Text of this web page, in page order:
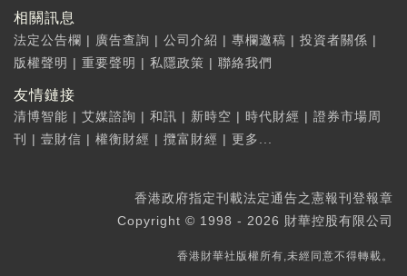
相關訊息
法定公告欄 | 廣告查詢 | 公司介紹 | 專欄邀稿 | 投資者關係 |
版權聲明 | 重要聲明 | 私隱政策 | 聯絡我們
友情鏈接
清博智能 | 艾媒諮詢 | 和訊 | 新時空 | 時代財經 | 證券市場周
刊
| 壹財信 | 權衡財經 | 攬富財經 | 更多...
香港政府指定刊載法定通告之憲報刊登報章
Copyright © 1998 - 2026 財華控股有限公司
香港財華社版權所有,未經同意不得轉載。